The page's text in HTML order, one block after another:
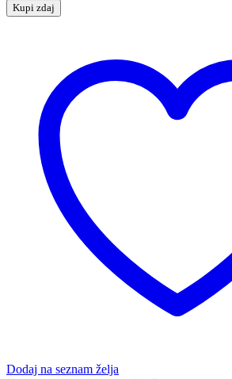
Kupi zdaj
Dodaj na seznam želja